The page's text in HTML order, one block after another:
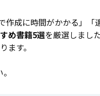
作成に時間がかかる」
め書籍5選を厳選しました
ます。